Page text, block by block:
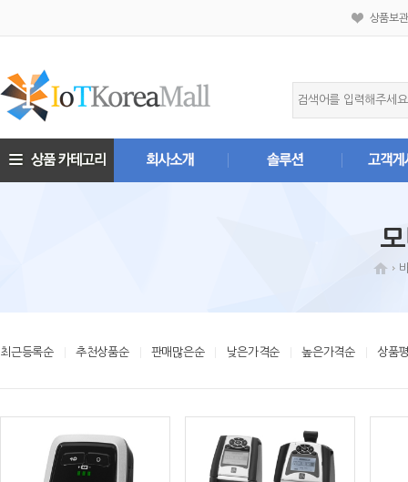
상품보
최근등록순 추천상품순 판매많은순 낮은가격순 높은가격순 상품